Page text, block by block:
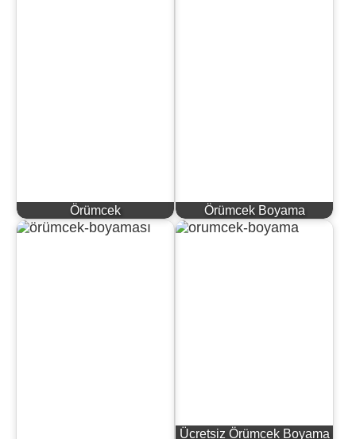
Örümcek Örümcek Boyama
Ücretsiz Örümcek Boyama